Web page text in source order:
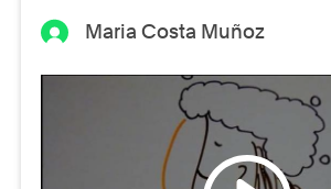
Maria Costa Muñoz